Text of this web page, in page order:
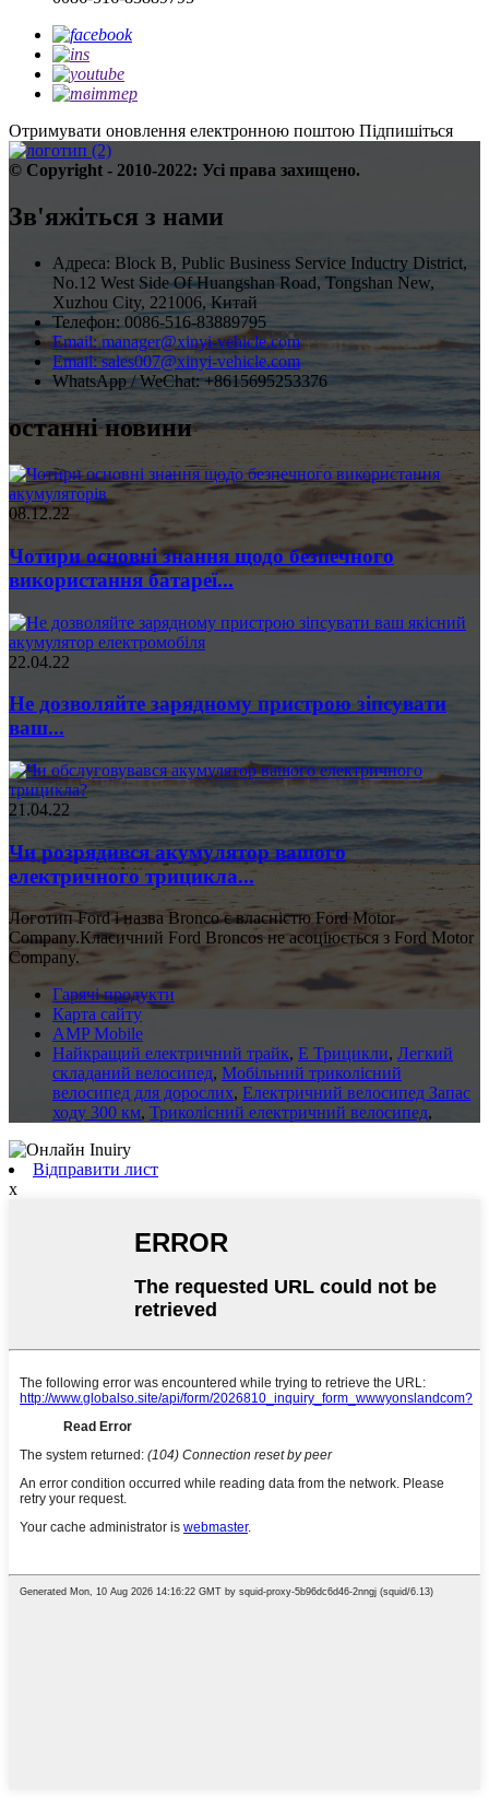
Отримувати оновлення електронною поштою Підпишіться
© Copyright - 2010-2022: Усі права захищено.
Зв'яжіться з нами
Адреса: Block B, Public Business Service Inductry District,
No.12 West Side Of Huangshan Road, Tongshan New,
Xuzhou City, 221006, Китай
Телефон: 0086-516-83889795
Email: manager@xinyi-vehicle.com
Email: sales007@xinyi-vehicle.com
WhatsApp / WeChat: +8615695253376
останні новини
08.12.22
Чотири основні знання щодо безпечного
використання батареї...
22.04.22
Не дозволяйте зарядному пристрою зіпсувати
ваш...
21.04.22
Чи розрядився акумулятор вашого
електричного трицикла...
Логотип Ford і назва Bronco є власністю Ford Motor
Company.Класичний Ford Broncos не асоціюється з Ford Motor
Company.
Гарячі продукти
Карта сайту
AMP Mobile
Найкращий електричний трайк, E Трицикли, Легкий
складаний велосипед, Мобільний триколісний
велосипед для дорослих, Електричний велосипед Запас
ходу 300 км, Триколісний електричний велосипед,
Відправити лист
x